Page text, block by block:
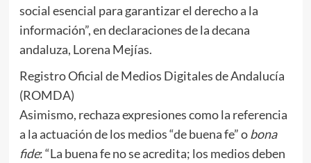
social esencial para garantizar el derecho a la
información”, en declaraciones de la decana
andaluza, Lorena Mejías.
Registro Oficial de Medios Digitales de Andalucía
(ROMDA)
Asimismo, rechaza expresiones como la referencia
a la actuación de los medios “de buena fe” obona
fide: “La buena fe no se acredita; los medios deben